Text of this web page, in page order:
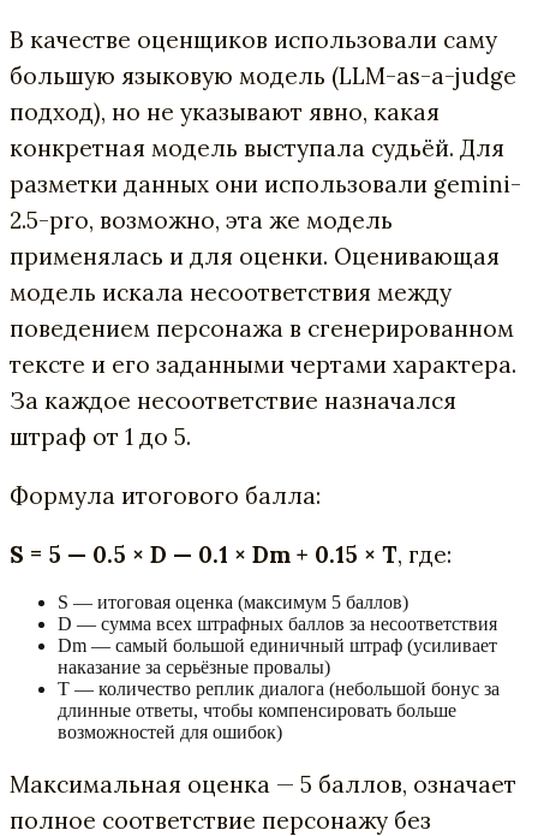
В качестве оценщиков использовали саму
большую языковую модель (LLM-as-a-judge
подход), но не указывают явно, какая
конкретная модель выступала судьёй. Для
разметки данных они использовали gemini-
2.5-pro, возможно, эта же модель
применялась и для оценки. Оценивающая
модель искала несоответствия между
поведением персонажа в сгенерированном
тексте и его заданными чертами характера.
За каждое несоответствие назначался
штраф от 1 до 5.
Формула итогового балла:
S = 5 — 0.5 × D — 0.1 × Dm + 0.15 × T, где:
S — итоговая оценка (максимум 5 баллов)
D — сумма всех штрафных баллов за несоответствия
Dm — самый большой единичный штраф (усиливает
наказание за серьёзные провалы)
T — количество реплик диалога (небольшой бонус за
длинные ответы, чтобы компенсировать больше
возможностей для ошибок)
Максимальная оценка — 5 баллов, означает
полное соответствие персонажу без